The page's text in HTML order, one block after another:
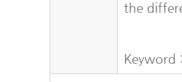
the
Keyword